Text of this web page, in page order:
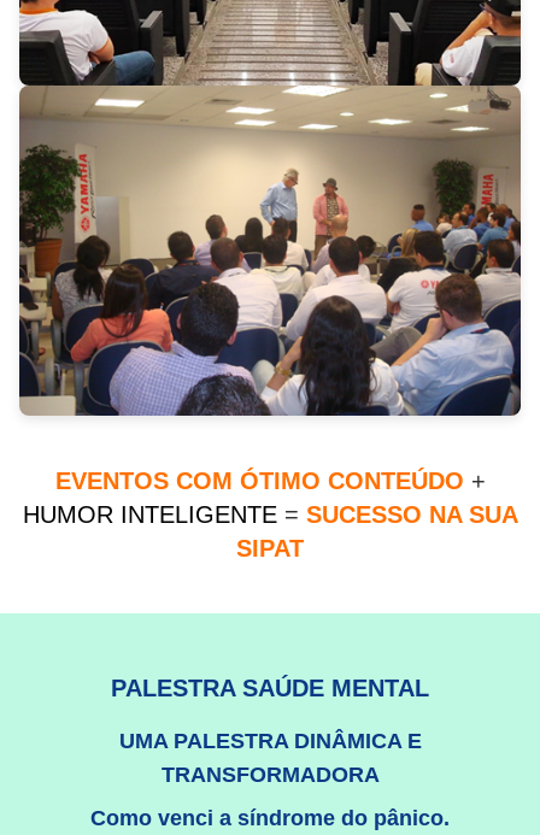
EVENTOS COM ÓTIMO CONTEÚDO +
HUMOR INTELIGENTE = SUCESSO NA SUA
SIPAT
PALESTRA SAÚDE MENTAL
UMA PALESTRA DINÂMICA E
TRANSFORMADORA
Como venci a síndrome do pânico.